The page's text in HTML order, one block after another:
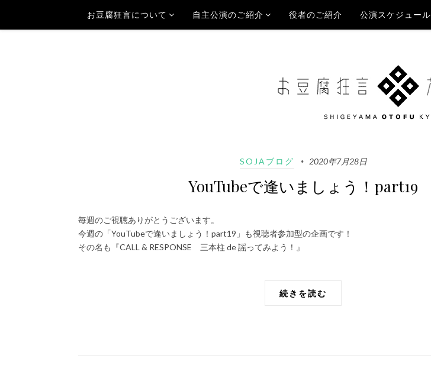
お豆腐狂言について 自主公演のご紹介 役者のご紹介 公演スケジュール
SOJAブログ 2020年7月28日
YouTubeで逢いましょう！part19
毎週のご視聴ありがとうございます。
今週の「YouTubeで逢いましょう！part19」も視聴者参加型の企画です！
その名も『CALL & RESPONSE 三本柱 de 謡ってみよう！』
続きを読む